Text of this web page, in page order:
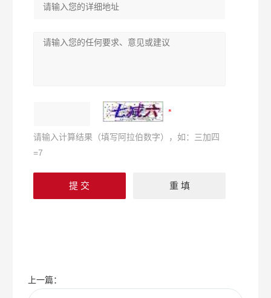
请输入计算结果（填写阿拉伯数字），如：三加四
=7
上一篇：